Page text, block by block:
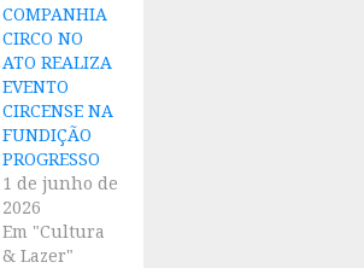
COMPANHIA
CIRCO NO
ATO REALIZA
EVENTO
CIRCENSE NA
FUNDIÇÃO
PROGRESSO
1 de junho de
2026
Em "Cultura
& Lazer"